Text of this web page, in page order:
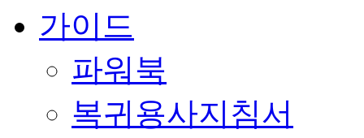
가이드
파워북
복귀용사지침서